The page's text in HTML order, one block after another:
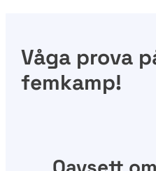
Våga prova
femkamp!